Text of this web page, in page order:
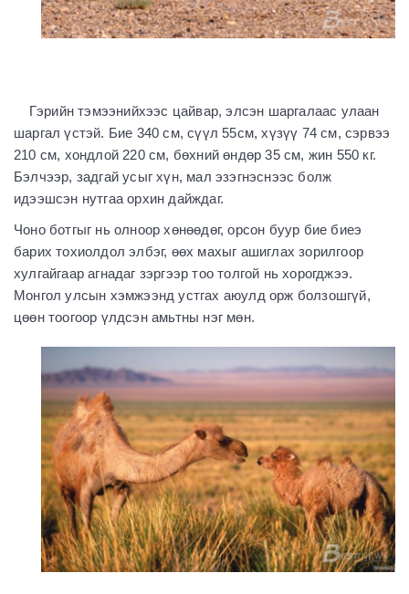
Гэрийн тэмээнийхээс цайвар, элсэн шаргалаас улаан
шаргал үстэй. Бие 340 см, сүүл 55см, хүзүү 74 см, сэрвээ
210 см, хондлой 220 см, бөхний өндөр 35 см, жин 550 кг.
Бэлчээр, задгай усыг хүн, мал эзэгнэснээс болж
идээшсэн нутгаа орхин дайждаг.
Чоно ботгыг нь олноор хөнөөдөг, орсон буур бие биеэ
барих тохиолдол элбэг, өөх махыг ашиглах зорилгоор
хулгайгаар агнадаг зэргээр тоо толгой нь хорогджээ.
Монгол улсын хэмжээнд устгах аюулд орж болзошгүй,
цөөн тоогоор үлдсэн амьтны нэг мөн.